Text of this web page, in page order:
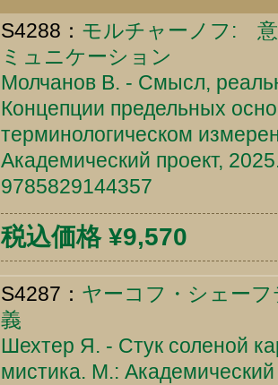
S4288： モルチャーノフ:
ミュニケーション
Молчанов В. - Смысл,
Концепции предельных
терминологическом
Академический проект,
9785829144357
税込価格 ¥9,570
S4287： ヤーコフ・シェー
義
Шехтер Я. - Стук соленой
мистика. М.: Академический